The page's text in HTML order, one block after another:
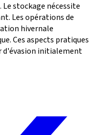
stockage nécessite
Les opérations de
hivernale
Ces aspects pratiques
d'évasion initialement